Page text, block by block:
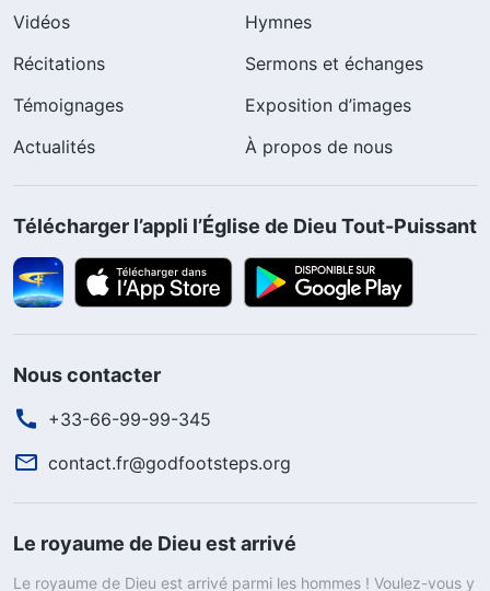
Vidéos
Hymnes
Récitations
Sermons et échanges
Témoignages
Exposition d’images
Actualités
À propos de nous
Télécharger l’appli l’Église de Dieu Tout-Puissant
Nous contacter
+33-66-99-99-345
contact.fr@godfootsteps.org
Le royaume de Dieu est arrivé
Le royaume de Dieu est arrivé parmi les hommes ! Voulez-vous y